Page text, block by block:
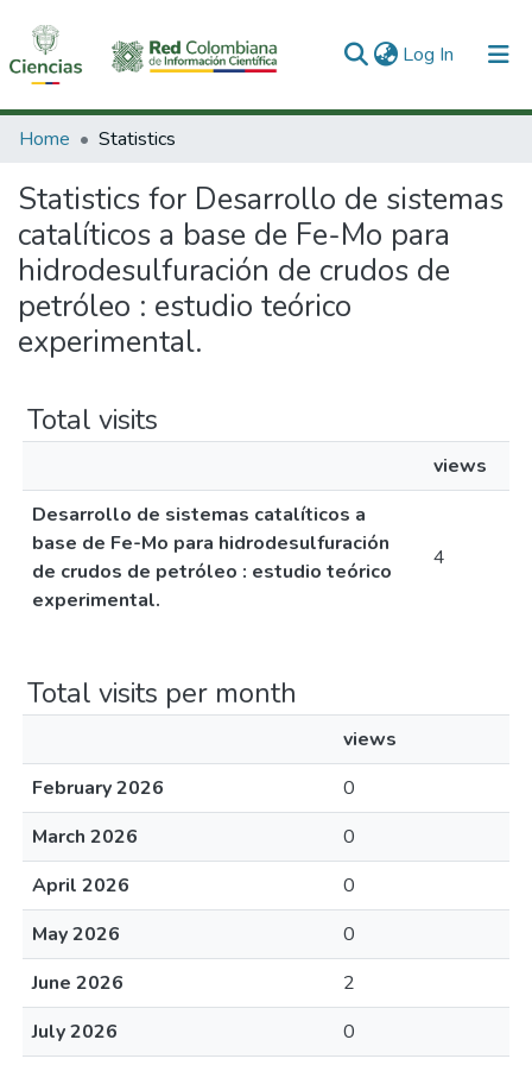
Log In (current)
Communities & Collections
All of DSpace
Home Statistics
Statistics for Desarrollo de sistemas
catalíticos a base de Fe-Mo para
hidrodesulfuración de crudos de
petróleo : estudio teórico
experimental.
Total visits
views
Desarrollo de sistemas catalíticos a
base de Fe-Mo para hidrodesulfuración
de crudos de petróleo : estudio teórico
experimental.
4
Total visits per month
views
February 2026
0
March 2026
0
April 2026
0
May 2026
0
June 2026
2
July 2026
0